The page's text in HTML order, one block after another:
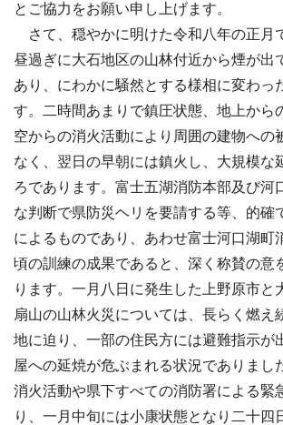
とご協力をお願い申し上げます。
さて、穏やかに明けた令和八年の正月
昼過ぎに大石地区の山林付近から煙が出
あり、にわかに騒然とする様相に変わっ
す。二時間あまりで鎮圧状態、地上から
空からの消火活動により周囲の建物への
なく、翌日の早朝には鎮火し、大規模な
ろであります。富士五湖消防本部及び河
な判断で県防災ヘリを要請する等、的確
によるものであり、あわせ富士河口湖町
頃の訓練の成果であると、深く称賛の意
ります。一月八日に発生した上野原市と
扇山の山林火災については、長らく燃え
地に迫り、一部の住民方には避難指示が
屋への延焼が危ぶまれる状況でありまし
消火活動や県下すべての消防署による緊
り、一月中旬には小康状態となり二十四